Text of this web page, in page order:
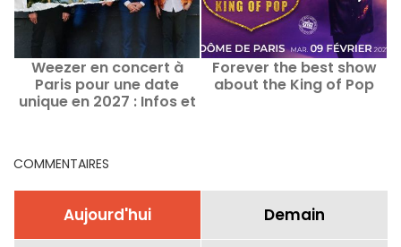
Weezer en concert à
Paris pour une date
unique en 2027 : Infos et
Forever the best show
about the King of Pop
COMMENTAIRES
Aujourd'hui Demain